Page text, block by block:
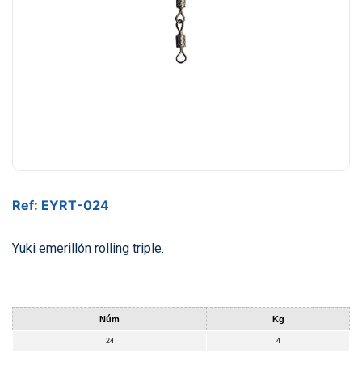
Ref: EYRT-024
Yuki emerillón rolling triple.
Núm Kg
24 4